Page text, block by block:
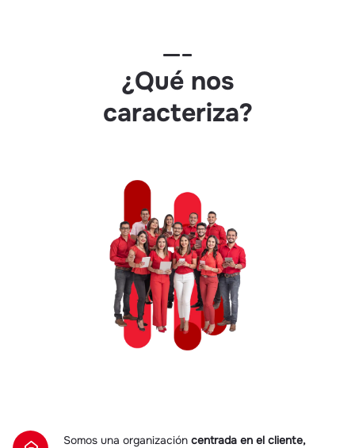
¿Qué nos
caracteriza?
Somos una organización centrada en el cliente,